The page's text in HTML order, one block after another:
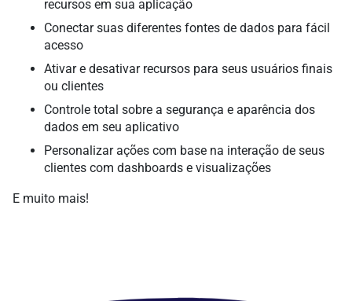
recursos em sua aplicação
Conectar suas diferentes fontes de dados para fácil
acesso
Ativar e desativar recursos para seus usuários finais
ou clientes
Controle total sobre a segurança e aparência dos
dados em seu aplicativo
Personalizar ações com base na interação de seus
clientes com dashboards e visualizações
E muito mais!